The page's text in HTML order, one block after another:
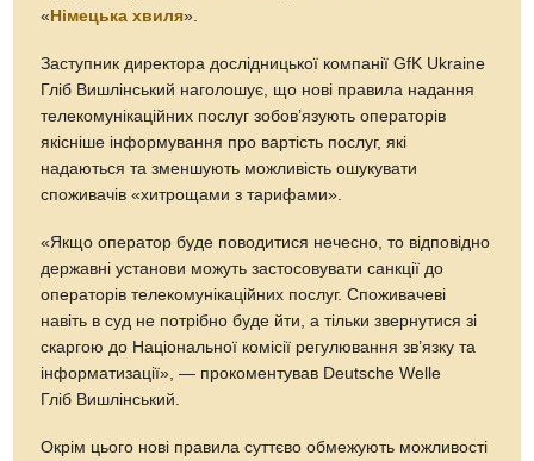
« Німецька хвиля».
Заступник директора дослідницької компанії GfK Ukraine
Гліб Вишлінський наголошує, що нові правила надання
телекомунікаційних послуг зобов’язують операторів
якісніше інформування про вартість послуг, які
надаються та зменшують можливість ошукувати
споживачів «хитрощами з тарифами».
«Якщо оператор буде поводитися нечесно, то відповідно
державні установи можуть застосовувати санкції до
операторів телекомунікаційних послуг. Споживачеві
навіть в суд не потрібно буде йти, а тільки звернутися зі
скаргою до Національної комісії регулювання зв’язку та
інформатизації», — прокоментував Deutsche Welle
Гліб Вишлінський.
Окрім цього нові правила суттєво обмежують можливості